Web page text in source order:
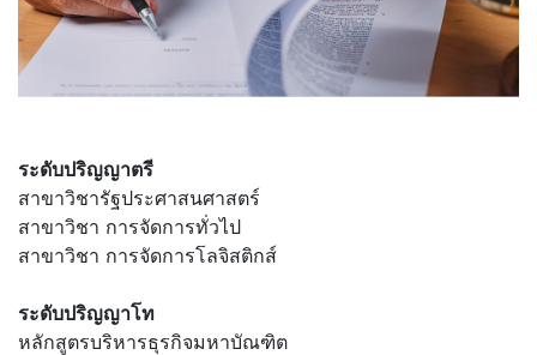
ระดับปริญญาตรี
สาขาวิชารัฐประศาสนศาสตร์
สาขาวิชา การจัดการทั่วไป
สาขาวิชา การจัดการโลจิสติกส์
ระดับปริญญาโท
หลักสูตรบริหารธุรกิจมหาบัณฑิต